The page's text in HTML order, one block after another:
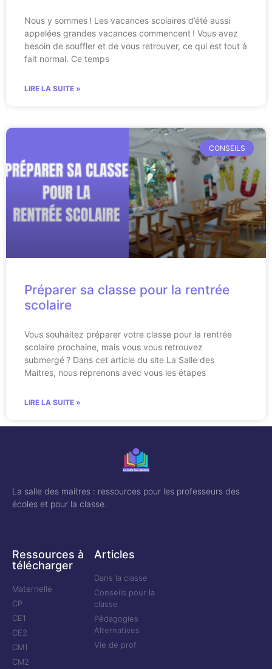
Nous y sommes ! Les vacances scolaires d’été aussi
appelées grandes vacances commencent ! Vous avez
besoin de souffler et de vous retrouver, ce qui est tout à
fait normal. Ce temps
LIRE LA SUITE »
CONSEILS
Préparer sa classe pour la rentrée
scolaire
Vous souhaitez préparer votre classe pour la rentrée
scolaire prochaine, mais vous vous retrouvez
submergé ? Dans cet article du site La Salle des
Maitres, nous reprenons avec vous les étapes
LIRE LA SUITE »
La salle des maitres : ressources pour les professeurs des
écoles et pour la classe.
Ressources à
télécharger
Maternelle
CP
CE1
CE2
CM1
CM2
Articles
Dans la classe
Conseils pour la
classe
Pédagogies
Alternatives
Vie de prof